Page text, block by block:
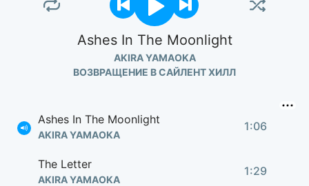
Ashes In The Moonlight
AKIRA YAMAOKA
ВОЗВРАЩЕНИЕ В САЙЛЕНТ ХИЛЛ
Ashes In The Moonlight
AKIRA YAMAOKA
1:06
The Letter
AKIRA YAMAOKA
1:29